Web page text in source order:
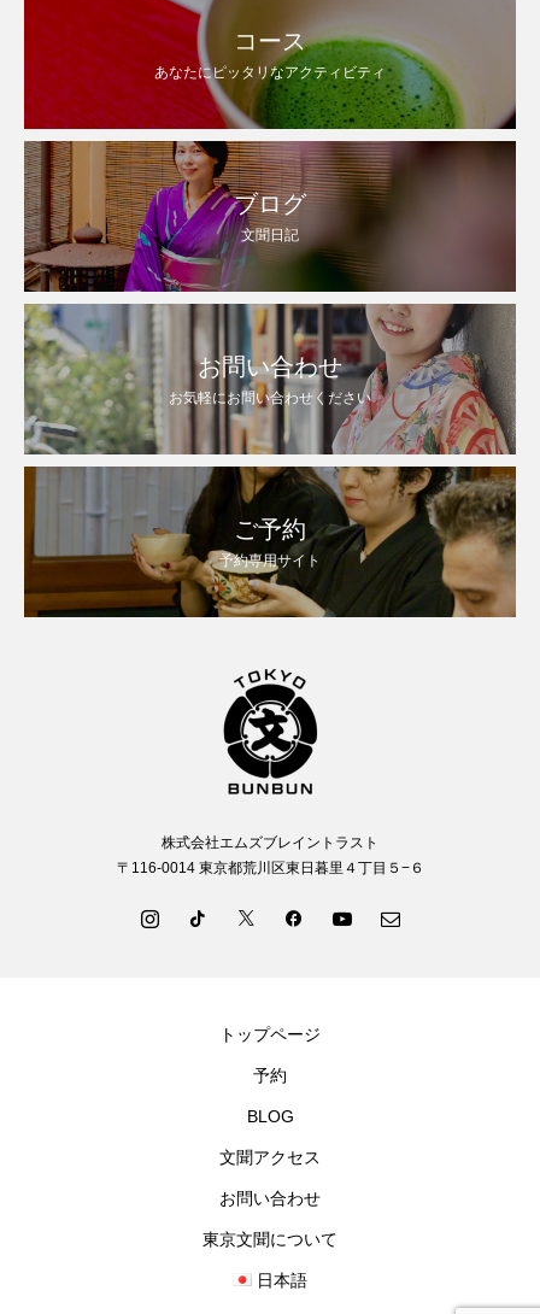
コース
あなたにピッタリなアクティビティ
ブログ
文聞日記
お問い合わせ
お気軽にお問い合わせください
ご予約
予約専用サイト
株式会社エムズブレイントラスト
〒116-0014 東京都荒川区東日暮里４丁目５−６
トップページ
予約
BLOG
文聞アクセス
お問い合わせ
東京文聞について
日本語